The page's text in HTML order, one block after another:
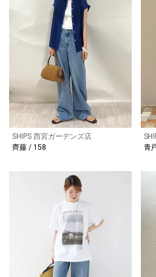
SHIPS 西宮ガーデンズ店
齊藤 / 158
青